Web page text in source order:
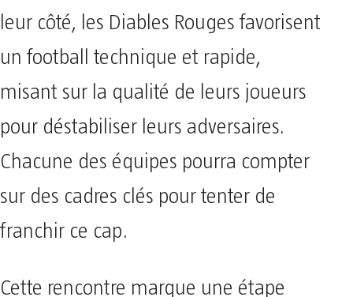
leur côté, les Diables Rouges favorisent
un football technique et rapide,
misant sur la qualité de leurs joueurs
pour déstabiliser leurs adversaires.
Chacune des équipes pourra compter
sur des cadres clés pour tenter de
franchir ce cap.